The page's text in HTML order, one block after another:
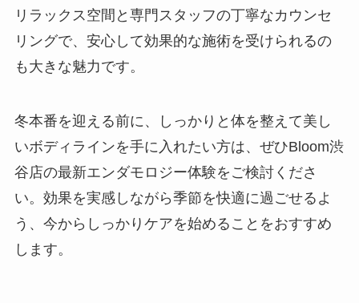
リラックス空間と専門スタッフの丁寧なカウンセ
リングで、安心して効果的な施術を受けられるの
も大きな魅力です。
冬本番を迎える前に、しっかりと体を整えて美し
いボディラインを手に入れたい方は、ぜひBloom渋
谷店の最新エンダモロジー体験をご検討くださ
い。効果を実感しながら季節を快適に過ごせるよ
う、今からしっかりケアを始めることをおすすめ
します。